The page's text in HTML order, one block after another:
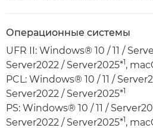
Операционные системы
UFR II: Windows® 10 / 11 /
Server2022 / Server2025*1,
PCL: Windows® 10 / 11 /
Server2022 / Server2025*1
PS: Windows® 10 / 11 /
Server2022 / Server2025*1,